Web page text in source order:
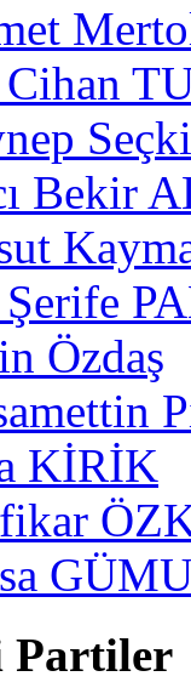
Bekir
Özdaş
KİRİK
Partiler